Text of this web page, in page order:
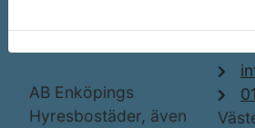
Om EHB
AB Enköpings
Hyresbostäder, även